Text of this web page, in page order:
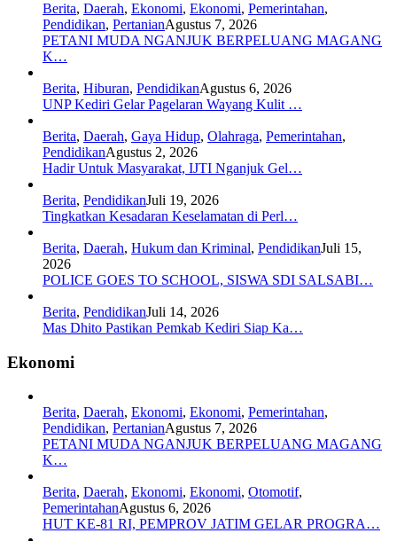
Berita, Daerah, Ekonomi, Ekonomi, Pemerintahan,
Pendidikan, PertanianAgustus 7, 2026
PETANI MUDA NGANJUK BERPELUANG MAGANG
K…
Berita, Hiburan, PendidikanAgustus 6, 2026
UNP Kediri Gelar Pagelaran Wayang Kulit …
Berita, Daerah, Gaya Hidup, Olahraga, Pemerintahan,
PendidikanAgustus 2, 2026
Hadir Untuk Masyarakat, IJTI Nganjuk Gel…
Berita, PendidikanJuli 19, 2026
Tingkatkan Kesadaran Keselamatan di Perl…
Berita, Daerah, Hukum dan Kriminal, PendidikanJuli 15,
2026
POLICE GOES TO SCHOOL, SISWA SDI SALSABI…
Berita, PendidikanJuli 14, 2026
Mas Dhito Pastikan Pemkab Kediri Siap Ka…
Ekonomi
Berita, Daerah, Ekonomi, Ekonomi, Pemerintahan,
Pendidikan, PertanianAgustus 7, 2026
PETANI MUDA NGANJUK BERPELUANG MAGANG
K…
Berita, Daerah, Ekonomi, Ekonomi, Otomotif,
PemerintahanAgustus 6, 2026
HUT KE-81 RI, PEMPROV JATIM GELAR PROGRA…